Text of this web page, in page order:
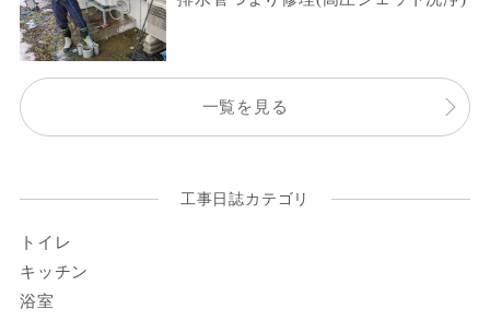
一覧を見る
工事日誌カテゴリ
トイレ
キッチン
浴室